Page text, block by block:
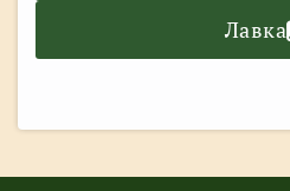
Лавка